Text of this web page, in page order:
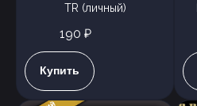
TR (личный)
190 ₽
Купить